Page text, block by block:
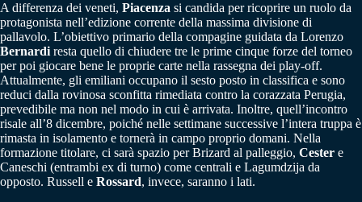
A differenza dei veneti, Piacenza si candida per ricoprire un ruolo da
protagonista nell’edizione corrente della massima divisione di
pallavolo. L’obiettivo primario della compagine guidata da Lorenzo
Bernardi resta quello di chiudere tre le prime cinque forze del torneo
per poi giocare bene le proprie carte nella rassegna dei play-off.
Attualmente, gli emiliani occupano il sesto posto in classifica e sono
reduci dalla rovinosa sconfitta rimediata contro la corazzata Perugia,
prevedibile ma non nel modo in cui è arrivata. Inoltre, quell’incontro
risale all’8 dicembre, poiché nelle settimane successive l’intera truppa è
rimasta in isolamento e tornerà in campo proprio domani. Nella
formazione titolare, ci sarà spazio per Brizard al palleggio, Cester e
Caneschi (entrambi ex di turno) come centrali e Lagumdzija da
opposto. Russell e Rossard, invece, saranno i lati.